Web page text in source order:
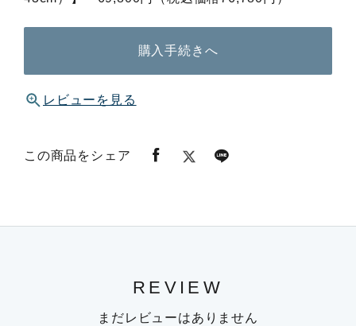
購入手続きへ
レビューを見る
この商品をシェア
REVIEW
まだレビューはありません